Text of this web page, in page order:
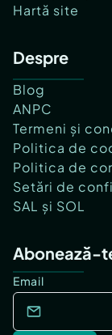
Hartă site
Despre
Blog
ANPC
Termeni și
Politica de
Politica de
Setări de
SAL și SOL
Abonează-
Email